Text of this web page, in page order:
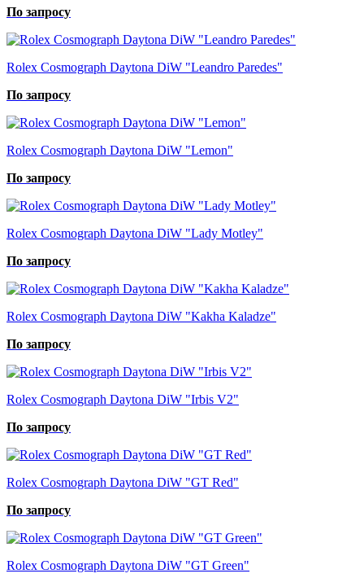
По запросу
Rolex Cosmograph Daytona DiW "Leandro Paredes"
По запросу
Rolex Cosmograph Daytona DiW "Lemon"
По запросу
Rolex Cosmograph Daytona DiW "Lady Motley"
По запросу
Rolex Cosmograph Daytona DiW "Kakha Kaladze"
По запросу
Rolex Cosmograph Daytona DiW "Irbis V2"
По запросу
Rolex Cosmograph Daytona DiW "GT Red"
По запросу
Rolex Cosmograph Daytona DiW "GT Green"